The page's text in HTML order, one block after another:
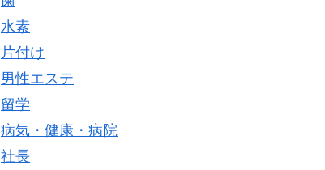
水素
片付け
男性エステ
留学
病気・健康・病院
社長